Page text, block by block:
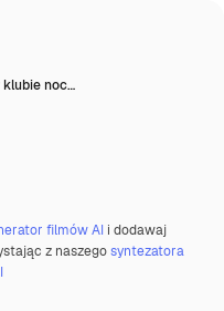
noc…
filmów AI i dodawaj
z naszegosyntezatora